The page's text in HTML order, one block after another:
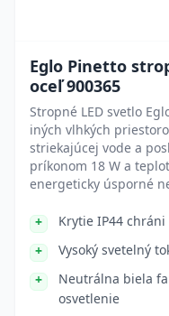
Eglo Pinetto
oceľ 900365
Stropné LED svetlo
iných vlhkých
striekajúcej vode a
príkonom 18 W a
energeticky úsporné
Krytie IP44
Vysoký svetelný
Neutrálna biela
osvetlenie